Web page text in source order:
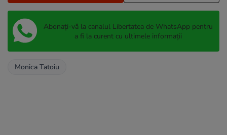
Abonați-vă la canalul Libertatea de WhatsApp pentru
a fi la curent cu ultimele informații
Monica Tatoiu